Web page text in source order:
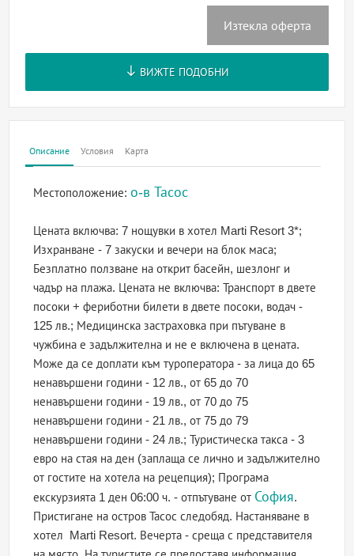
Изтекла оферта
ВИЖТЕ ПОДОБНИ
Описание Условия Карта
Местоположение:о-в Тасос
Цената включва: 7 нощувки в хотел Marti Resort 3*;
Изхранване - 7 закуски и вечери на блок маса;
Безплатно ползване на открит басейн, шезлонг и
чадър на плажа. Цената не включва: Транспорт в двете
посоки + фериботни билети в двете посоки, водач -
125 лв.; Медицинска застраховка при пътуване в
чужбина е задължителна и не е включена в цената.
Може да се доплати към туроператора - за лица до 65
ненавършени години - 12 лв., от 65 до 70
ненавършени години - 19 лв., от 70 до 75
ненавършени години - 21 лв., от 75 до 79
ненавършени години - 24 лв.; Туристическа такса - 3
евро на стая на ден (заплаща се лично и задължително
от гостите на хотела на рецепция); Програма
екскурзията 1 ден 06:00 ч. - отпътуване от София.
Пристигане на остров Тасос следобяд. Настаняване в
хотел Marti Resort. Вечерта - среща с представителя